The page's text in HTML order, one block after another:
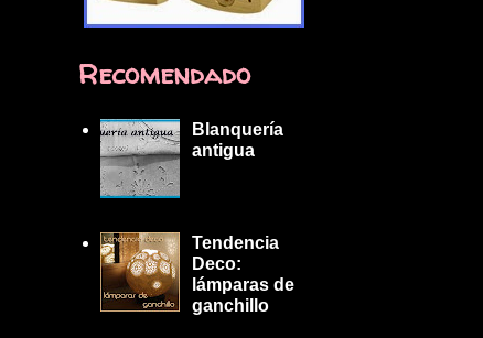
Recomendado
Blanquería
antigua
Tendencia
Deco:
lámparas de
ganchillo